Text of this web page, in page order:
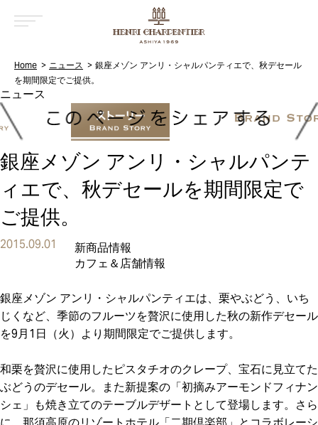
Home ニュース
銀座メゾン アンリ・シャルパンティエで、秋デセール
を期間限定でご提供。
銀座メゾン アンリ・シャルパンテ
ィエで、秋デセールを期間限定で
ご提供。
2015.09.01
新商品情報
カフェ＆店舗情報
銀座メゾン アンリ・シャルパンティエは、栗やぶどう、いち
じくなど、季節のフルーツを贅沢に使用した秋の新作デセール
を9月1日（火）より期間限定でご提供します。
和栗を贅沢に使用したピスタチオのクレープ、宝石に見立てた
ぶどうのデセール。また新提案の「初摘みアーモンドフィナン
シェ」も焼き立てのテーブルデザートとして登場します。さら